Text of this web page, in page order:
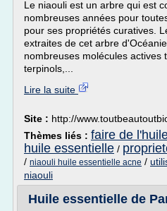
Le niaouli est un arbre qui est
nombreuses années pour
pour ses propriétés curatives.
extraites de cet arbre
nombreuses molécules actives
terpinols,...
Lire la suite
Site : http://
Thèmes liés : faire de
huile essentielle /
/ niaouli huile essentielle acne /
niaouli
Huile essentielle de